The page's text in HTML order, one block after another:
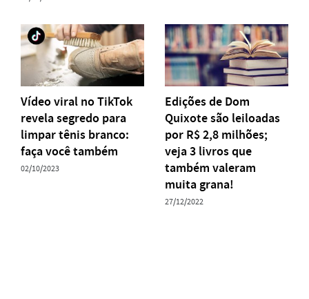
Vídeo viral no TikTok
revela segredo para
limpar tênis branco:
faça você também
02/10/2023
Edições de Dom
Quixote são leiloadas
por R$ 2,8 milhões;
veja 3 livros que
também valeram
muita grana!
27/12/2022